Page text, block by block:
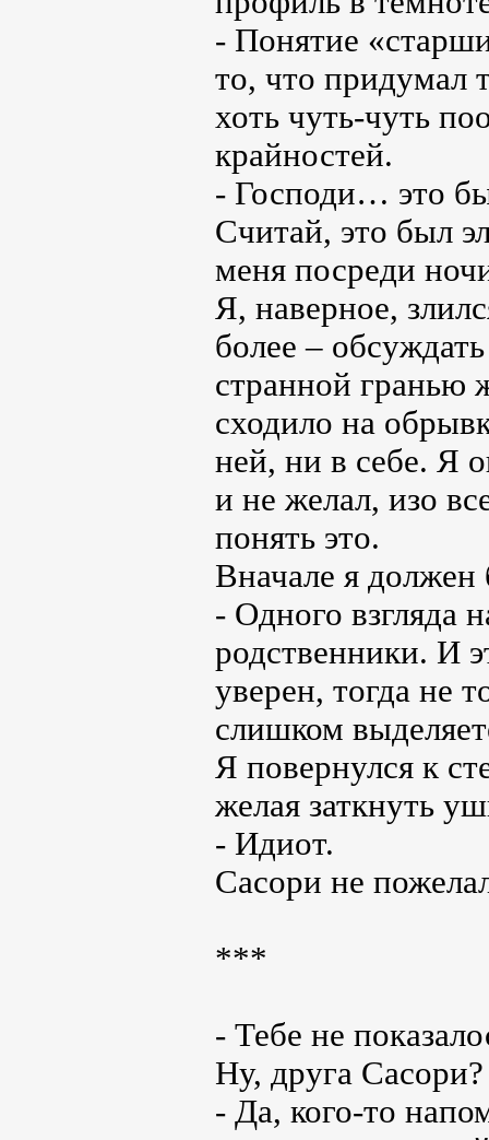
- Понятие
то, что придумал
хоть чуть-чуть
крайностей.
- Господи… это
Считай, это был
меня посреди
Я, наверное,
более –
странной гранью
сходило на
ней, ни в себе. Я
и не желал, изо
понять это.
Вначале я должен
- Одного взгляда
родственники. И
уверен, тогда не
слишком
Я повернулся к
желая заткнуть
- Идиот.
Сасори не
***
- Тебе не
Ну, друга Сасори?
- Да, кого-то